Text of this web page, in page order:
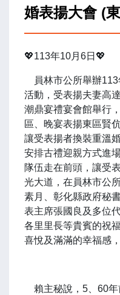
婚表揚大會 (
💖113年10月6日💖
員林市公所舉辦113
活動，受表揚夫妻高
潮鼎宴禮宴會館舉行
區、晚宴表揚東區賢
讓受表揚者換裝重溫
安排古禮迎親方式進
隊伍走在前頭，讓受
光大道，在員林市公
素月、彰化縣政府秘
表主席張國良及多位
各里里長等貴賓的祝
喜悅及滿滿的幸福感
賴主秘說，5、60年